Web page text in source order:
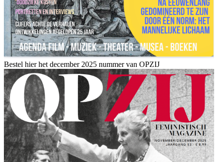
Bestel hier het december 2025 nummer van OPZIJ